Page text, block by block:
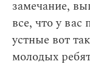
замечание,
все, что у вас
устные вот
молодых